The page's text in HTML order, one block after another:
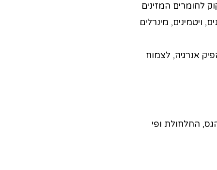
לחומרים המזינים
ויטמינים, מינרלים
אנרגיה, לצמוח
החלחולת ופי